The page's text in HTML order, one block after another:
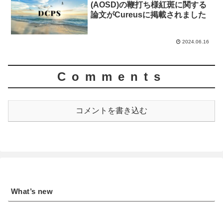
(AOSD)の鞭打ち様紅斑に関する
論文がCureusに掲載されました
2024.06.16
Comments
コメントを書き込む
What’s new